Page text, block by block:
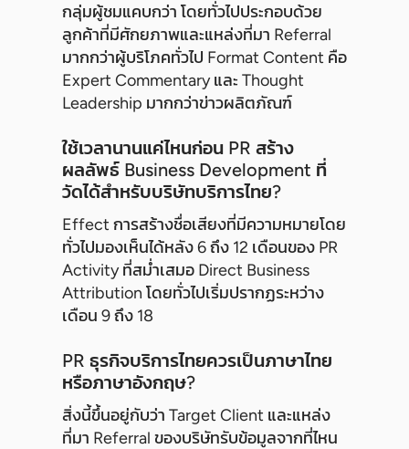
กลุ่มผู้ชมแคบกว่า โดยทั่วไปประกอบด้วย
ลูกค้าที่มีศักยภาพและแหล่งที่มา Referral
มากกว่าผู้บริโภคทั่วไป Format Content คือ
Expert Commentary และ Thought
Leadership มากกว่าข่าวผลิตภัณฑ์
ใช้เวลานานแค่ไหนก่อน PR สร้าง
ผลลัพธ์ Business Development ที่
วัดได้สำหรับบริษัทบริการไทย?
Effect การสร้างชื่อเสียงที่มีความหมายโดย
ทั่วไปมองเห็นได้หลัง 6 ถึง 12 เดือนของ PR
Activity ที่สม่ำเสมอ Direct Business
Attribution โดยทั่วไปเริ่มปรากฏระหว่าง
เดือน 9 ถึง 18
PR ธุรกิจบริการไทยควรเป็นภาษาไทย
หรือภาษาอังกฤษ?
สิ่งนี้ขึ้นอยู่กับว่า Target Client และแหล่ง
ที่มา Referral ของบริษัทรับข้อมูลจากที่ไหน